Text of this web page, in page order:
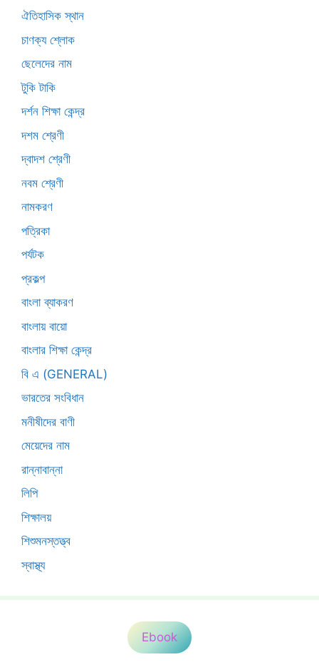
ঐতিহাসিক স্থান
চাণক্য শ্লোক
ছেলেদের নাম
টুকি টাকি
দর্শন শিক্ষা কেন্দ্র
দশম শ্রেণী
দ্বাদশ শ্রেণী
নবম শ্রেণী
নামকরণ
পত্রিকা
পর্যটক
প্রকল্প
বাংলা ব্যাকরণ
বাংলায় বায়ো
বাংলার শিক্ষা কেন্দ্র
বি এ (GENERAL)
ভারতের সংবিধান
মনীষীদের বাণী
মেয়েদের নাম
রান্নাবান্না
লিপি
শিক্ষালয়
শিশুমনস্তত্ত্ব
স্বাস্থ্য
Ebook